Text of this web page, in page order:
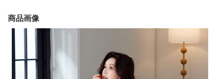
商品画像